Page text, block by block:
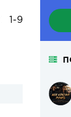
1-9